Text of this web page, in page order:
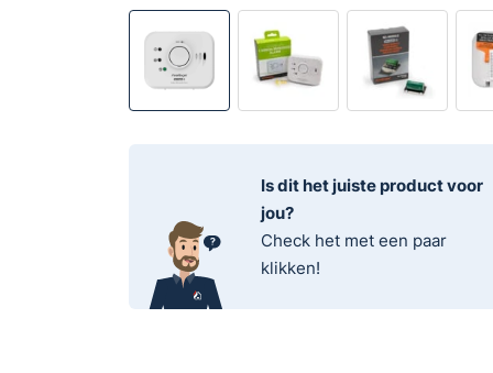
Is dit het juiste product voor
jou?
Check het met een paar
klikken!